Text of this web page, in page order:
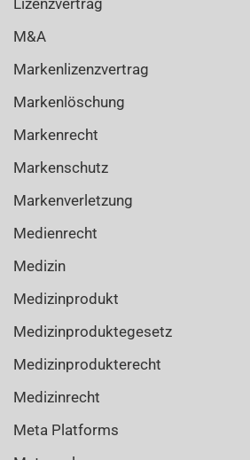
Lizenzvertrag
M&A
Markenlizenzvertrag
Markenlöschung
Markenrecht
Markenschutz
Markenverletzung
Medienrecht
Medizin
Medizinprodukt
Medizinproduktegesetz
Medizinprodukterecht
Medizinrecht
Meta Platforms